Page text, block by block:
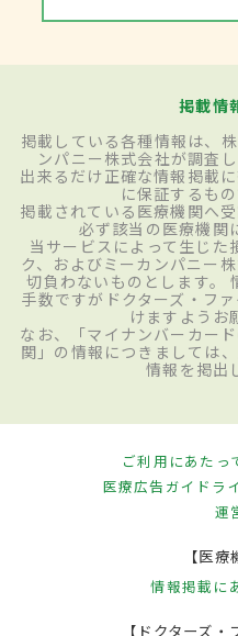
掲載情
掲載している各種情報は、
ンパニー株式会社が調査
出来るだけ正確な情報掲載
に保証するも
掲載されている医療機関へ
必ず該当の医療機関
当サービスによって生じた
ク、およびミーカンパニー
切負わないものとします。
手数ですがドクターズ・フ
けますようお
なお、「マイナンバーカー
関」の情報につきましては
情報を掲出
ご利用にあたっ
医療広告ガイドラ
運
【医療
情報掲載に
【ドクターズ・